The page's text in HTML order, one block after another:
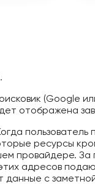
(Google
отображена
ресурсы
провайдере. За
адресов
с